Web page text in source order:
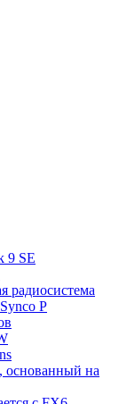
9 SE
радиосистема
P
основанный на